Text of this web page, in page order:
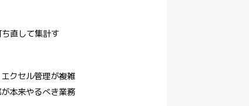
直して集計す
クセル管理が複雑
本来やるべき業務